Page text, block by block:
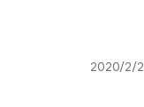
2020/2/2